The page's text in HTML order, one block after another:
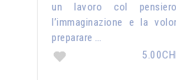
un lavoro col
l’immaginazione e la
preparare …